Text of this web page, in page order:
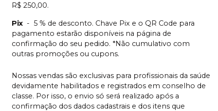
R$ 250,00.
Pix - 5 % de desconto. Chave Pix e o QR Code para
pagamento estarão disponíveis na página de
confirmação do seu pedido. *Não cumulativo com
outras promoções ou cupons.
Nossas vendas são exclusivas para profissionais da saúde
devidamente habilitados e registrados em conselho de
classe. Por isso, o envio só será realizado após a
confirmação dos dados cadastrais e dos itens que